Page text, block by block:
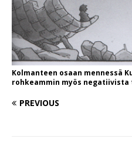
Kolmanteen osaan mennessä
rohkeammin myös negatiivista
PREVIOUS